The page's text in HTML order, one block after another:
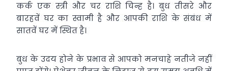
कर्क एक स्त्री और चर राशि चिन्ह है। बुध तीसरे और
बारहवें घर का स्वामी है और आपकी राशि के संबंध में
सातवें घर में स्थित है।
बुध के उदय होने के प्रभाव से आपको मनचाहे नतीजे नहीं